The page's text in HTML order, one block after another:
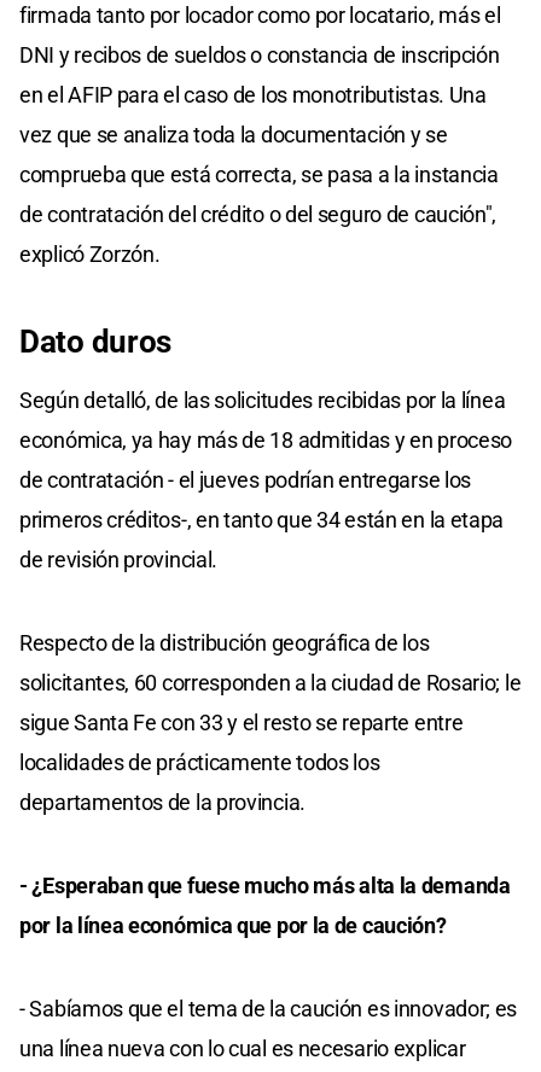
firmada tanto por locador como por locatario, más el
DNI y recibos de sueldos o constancia de inscripción
en el AFIP para el caso de los monotributistas. Una
vez que se analiza toda la documentación y se
comprueba que está correcta, se pasa a la instancia
de contratación del crédito o del seguro de caución",
explicó Zorzón.
Dato duros
Según detalló, de las solicitudes recibidas por la línea
económica, ya hay más de 18 admitidas y en proceso
de contratación - el jueves podrían entregarse los
primeros créditos-, en tanto que 34 están en la etapa
de revisión provincial.
Respecto de la distribución geográfica de los
solicitantes, 60 corresponden a la ciudad de Rosario; le
sigue Santa Fe con 33 y el resto se reparte entre
localidades de prácticamente todos los
departamentos de la provincia.
- ¿Esperaban que fuese mucho más alta la demanda
por la línea económica que por la de caución?
- Sabíamos que el tema de la caución es innovador; es
una línea nueva con lo cual es necesario explicar